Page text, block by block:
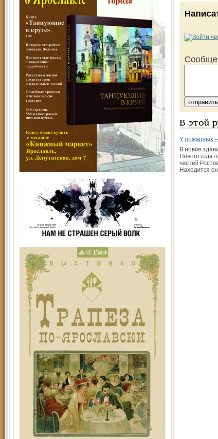
В этой
У пожарных
В новое
Нового года
частей
Находится